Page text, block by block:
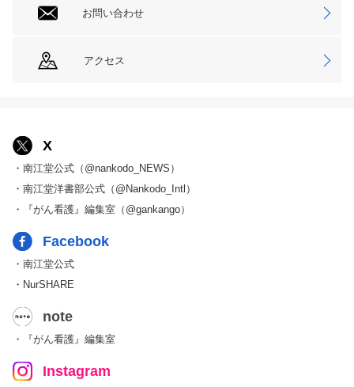
お問い合わせ
アクセス
X
・南江堂公式（@nankodo_NEWS）
・南江堂洋書部公式（@Nankodo_Intl）
・『がん看護』編集室（@gankango）
Facebook
・南江堂公式
・NurSHARE
note
・『がん看護』編集室
Instagram